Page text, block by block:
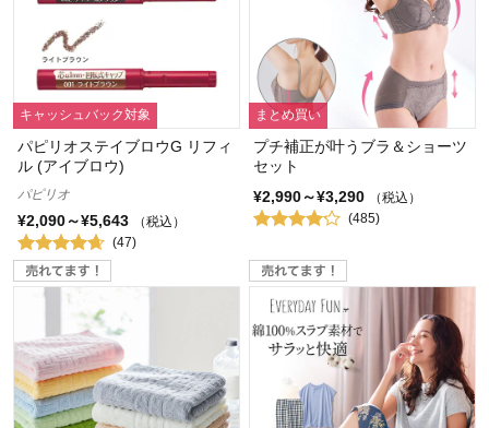
キャッシュバック対象
パピリオステイブロウG リフィ
ル (アイブロウ)
パピリオ
¥2,090～¥5,643
（税込）
(47)
まとめ買い
プチ補正が叶うブラ＆ショーツ
セット
¥2,990～¥3,290
（税込）
(485)